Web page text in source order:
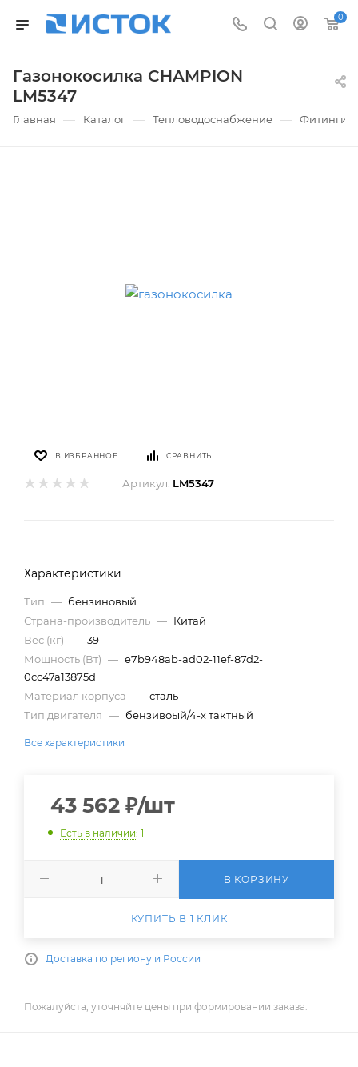
0
Газонокосилка CHAMPION
LM5347
Главная — Каталог — Тепловодоснабжение — Фитинги
В ИЗБРАННОЕ СРАВНИТЬ
Артикул: LM5347
Характеристики
Тип — бензиновый
Страна-производитель — Китай
Вес (кг) — 39
Мощность (Вт) — e7b948ab-ad02-11ef-87d2-
0cc47a13875d
Материал корпуса — сталь
Тип двигателя — бензивоый/4-х тактный
Все характеристики
43 562 ₽/шт
Есть в наличии: 1
В КОРЗИНУ
КУПИТЬ В 1 КЛИК
Доставка по региону и России
Пожалуйста, уточняйте цены при формировании заказа.